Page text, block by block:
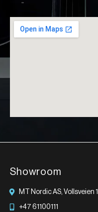
Showroom
MT Nordic AS, Vollsveien
+47 61100111